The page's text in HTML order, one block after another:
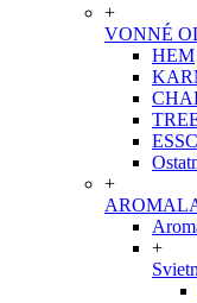
+
VONNÉ
HEM
+
+